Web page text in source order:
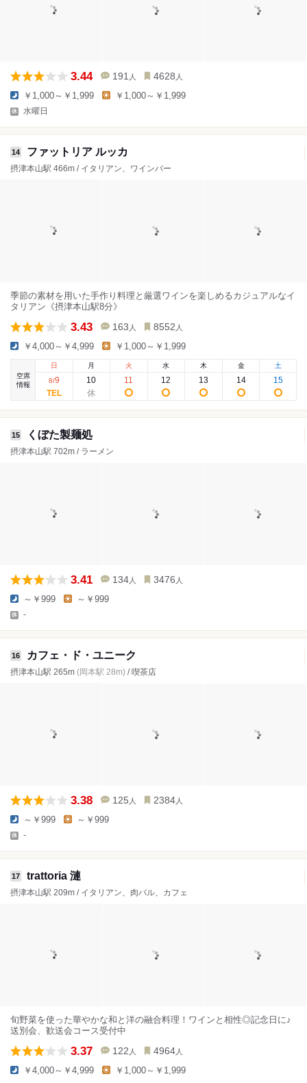
3.44 191 人 4628 人
￥1,000～￥1,999 ￥1,000～￥1,999
水曜日
14 ファットリア ルッカ
摂津本山駅 466m / イタリアン、ワインバー
季節の素材を用いた手作り料理と厳選ワインを楽しめるカジュアルなイ
タリアン《摂津本山駅8分》
3.43 163 人 8552 人
￥4,000～￥4,999 ￥1,000～￥1,999
空席
情報
日
8/9
月
10
火
11
水
12
木
13
金
14
土
15
15 くぼた製麺処
摂津本山駅 702m / ラーメン
3.41 134 人 3476 人
～￥999 ～￥999
-
16 カフェ・ド・ユニーク
摂津本山駅 265m (岡本駅 28m) / 喫茶店
3.38 125 人 2384 人
～￥999 ～￥999
-
17 trattoria 漣
摂津本山駅 209m / イタリアン、肉バル、カフェ
旬野菜を使った華やかな和と洋の融合料理！ワインと相性◎記念日に♪
送別会、歓送会コース受付中
3.37 122 人 4964 人
￥4,000～￥4,999 ￥1,000～￥1,999